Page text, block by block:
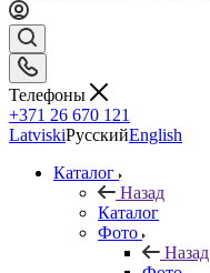
Телефоны
+371 26 670 121
LatviskiРусскийEnglish
Каталог
Назад
Каталог
Фото
Назад